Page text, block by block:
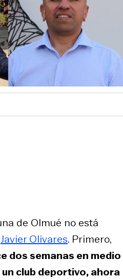
de Olmué no está
Javier Olivares. Primero,
dos semanas en medio
club deportivo, ahora